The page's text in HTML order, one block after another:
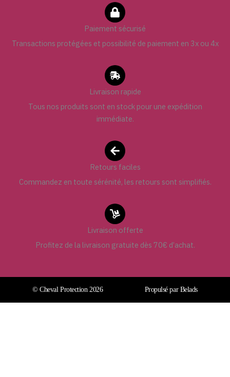
Paiement sécurisé
Transactions protégées et possibilité de paiement en 3x ou 4x
Livraison rapide
Tous nos produits sont en stock pour une expédition
immédiate.
Retours faciles
Commandez en toute sérénité, les retours sont simplifiés.
Livraison offerte
Profitez de la livraison gratuite dès 70€ d’achat.
© Cheval Protection 2026 Propulsé par Belads